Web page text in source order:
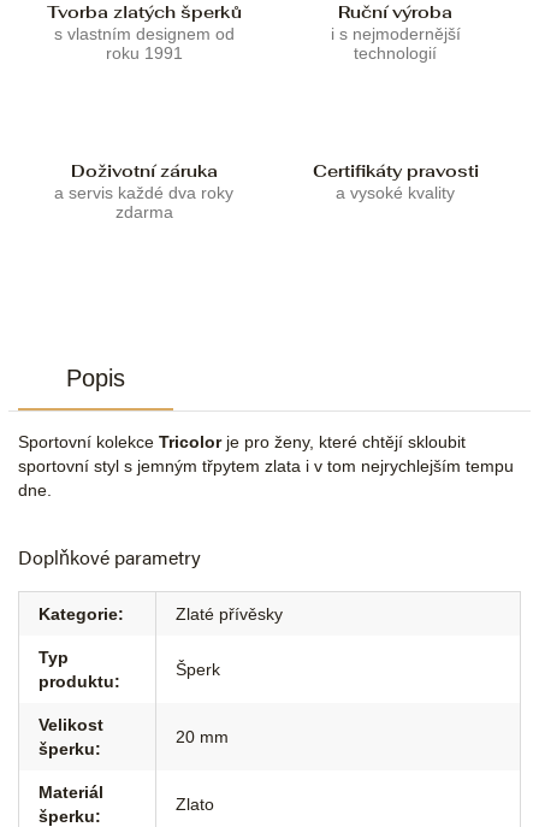
Tvorba zlatých šperků
s vlastním designem od
roku 1991
Ruční výroba
i s nejmodernější
technologií
Doživotní záruka
a servis každé dva roky
zdarma
Certifikáty pravosti
a vysoké kvality
Popis
Sportovní kolekce Tricolorje pro ženy, které chtějí skloubit
sportovní styl s jemným třpytem zlata i v tom nejrychlejším tempu
dne.
Doplňkové parametry
Kategorie: Zlaté přívěsky
Typ
produktu:
Šperk
Velikost
šperku:
20 mm
Materiál
šperku:
Zlato